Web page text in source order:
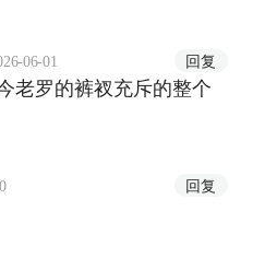
06-01 回复
老罗的裤衩充斥的整个
回复